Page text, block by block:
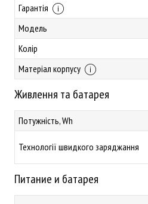
Гарантія
Модель
Колір
Матеріал корпусу
Живлення та батарея
Потужність, Wh
Технології швидкого заряджання
Питание и батарея